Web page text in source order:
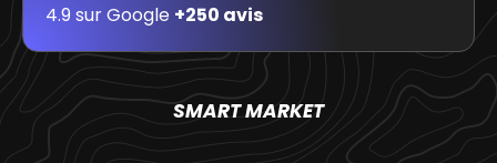
4.9 sur Google +250 avis
SMART MARKET